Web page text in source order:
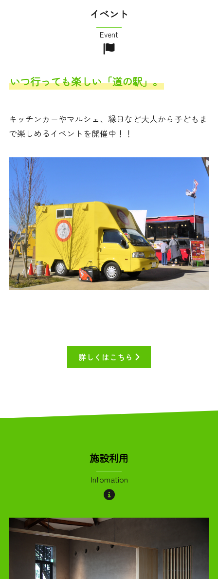
イベント
Event
いつ行っても楽しい「道の駅」。
キッチンカーやマルシェ、縁日など大人から子どもま
で楽しめるイベントを開催中！！
詳しくはこちら
施設利用
Infomation